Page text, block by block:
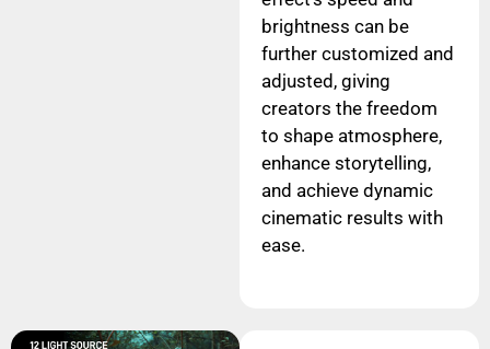
brightness can be
further customized and
adjusted, giving
creators the freedom
to shape atmosphere,
enhance storytelling,
and achieve dynamic
cinematic results with
ease.